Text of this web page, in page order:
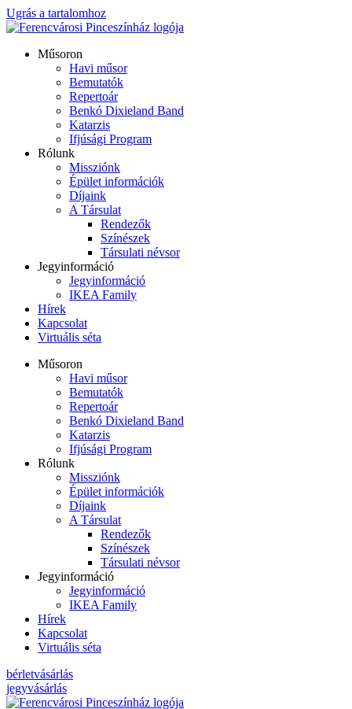
Ugrás a tartalomhoz
Műsoron
Havi műsor
Bemutatók
Repertoár
Benkó Dixieland Band
Katarzis
Ifjúsági Program
Rólunk
Missziónk
Épület információk
Díjaink
A Társulat
Rendezők
Színészek
Társulati névsor
Jegyinformáció
Jegyinformáció
IKEA Family
Hírek
Kapcsolat
Virtuális séta
Műsoron
Havi műsor
Bemutatók
Repertoár
Benkó Dixieland Band
Katarzis
Ifjúsági Program
Rólunk
Missziónk
Épület információk
Díjaink
A Társulat
Rendezők
Színészek
Társulati névsor
Jegyinformáció
Jegyinformáció
IKEA Family
Hírek
Kapcsolat
Virtuális séta
bérletvásárlás
jegyvásárlás